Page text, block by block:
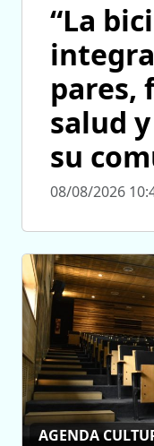
“La
pares,
salud
su
08/08/2026
AGENDA